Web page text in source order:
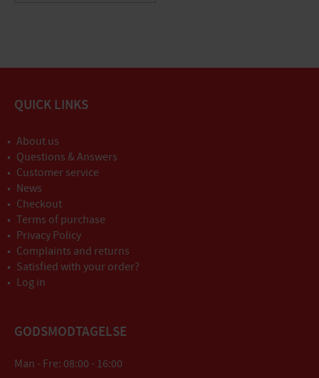
QUICK LINKS
About us
Questions & Answers
Customer service
News
Checkout
Terms of purchase
Privacy Policy
Complaints and returns
Satisfied with your order?
Log in
GODSMODTAGELSE
Man - Fre: 08:00 - 16:00